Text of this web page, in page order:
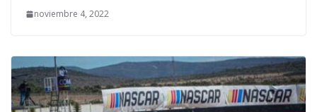
noviembre 4, 2022